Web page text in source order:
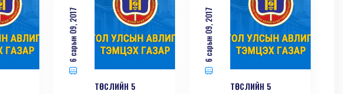
6 сарын 09, 2017
ТӨСЛИЙН 5
6 сарын 09, 2017
ТӨСЛИЙН 5